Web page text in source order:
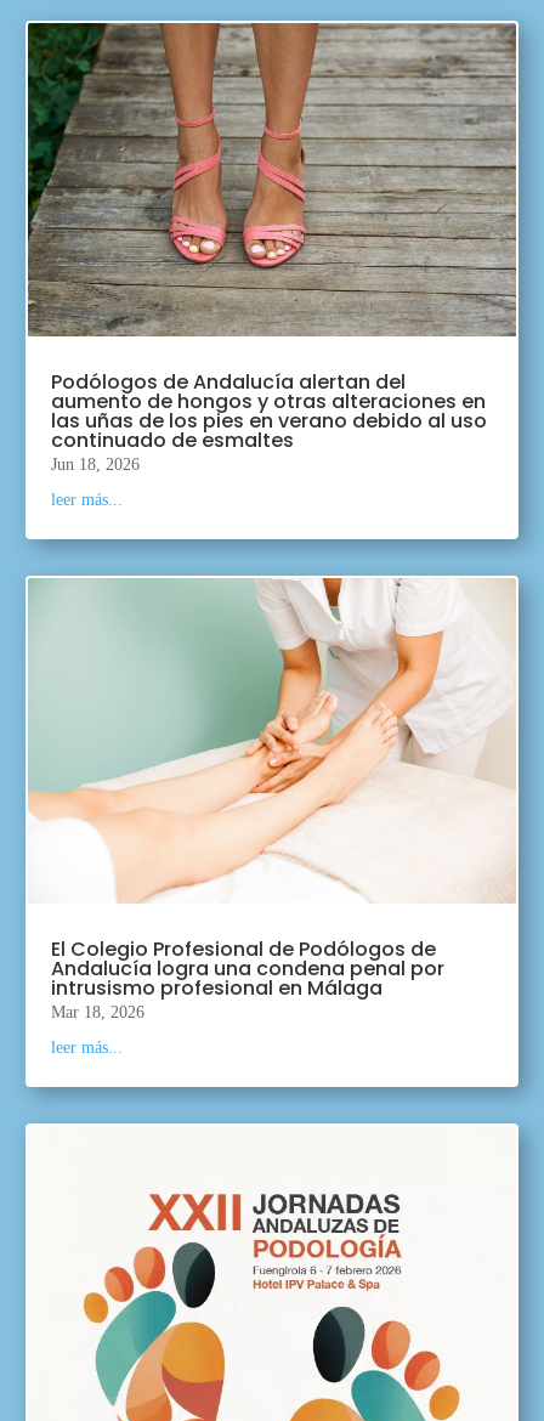
Podólogos de Andalucía alertan del
aumento de hongos y otras alteraciones en
las uñas de los pies en verano debido al uso
continuado de esmaltes
Jun 18, 2026
leer más...
El Colegio Profesional de Podólogos de
Andalucía logra una condena penal por
intrusismo profesional en Málaga
Mar 18, 2026
leer más...